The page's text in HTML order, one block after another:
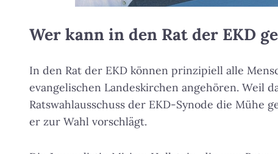
Wer kann in den Rat der EKD
In den Rat der EKD können prinzipiell alle
evangelischen Landeskirchen angehören. Weil
Ratswahlausschuss der EKD-Synode die Mühe
er zur Wahl vorschlägt.